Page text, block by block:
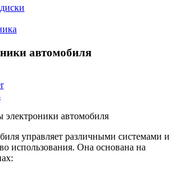
автомобиля
автомобиля
управляет различными системами и
использования. Она основана на